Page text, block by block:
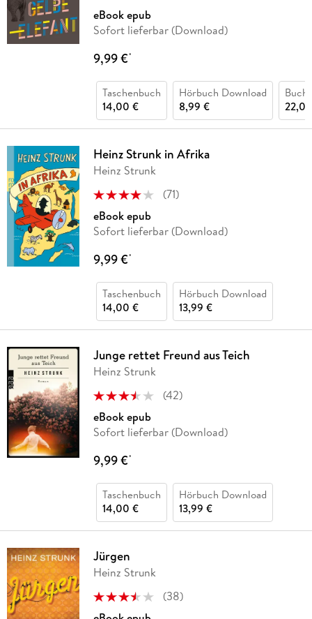
eBook epub
Sofort lieferbar (Download)
9,99 €*
Taschenbuch
14,00 €
Hörbuch Download
8,99 €
Buch
Heinz Strunk in Afrika
Heinz Strunk
(71)
eBook epub
Sofort lieferbar (Download)
9,99 €*
Taschenbuch
14,00 €
Hörbuch Download
13,99 €
Junge rettet Freund aus Teich
Heinz Strunk
(42)
eBook epub
Sofort lieferbar (Download)
9,99 €*
Taschenbuch
14,00 €
Hörbuch Download
13,99 €
Jürgen
Heinz Strunk
(38)